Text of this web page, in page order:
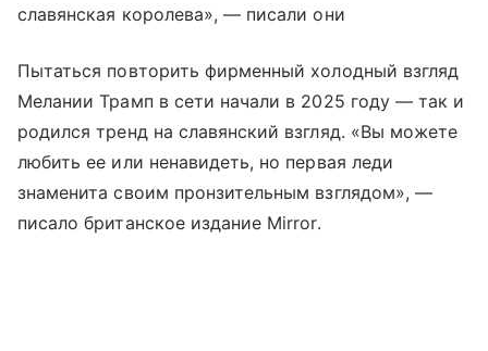
славянская королева», — писали они
Пытаться повторить фирменный холодный взгляд
Мелании Трамп в сети начали в 2025 году — так и
родился тренд на славянский взгляд. «Вы можете
любить ее или ненавидеть, но первая леди
знаменита своим пронзительным взглядом», —
писало британское издание Mirror.